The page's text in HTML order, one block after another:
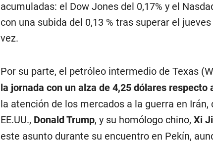
acumuladas: el Dow Jones del 0,17% y el
con una subida del 0,13 % tras superar el
vez.
Por su parte, el petróleo intermedio de Texas
la jornada con un alza de 4,25 dólares respecto
la atención de los mercados a la guerra en
EE.UU., Donald Trump, y su homólogo chino, Xi
este asunto durante su encuentro en Pekín,